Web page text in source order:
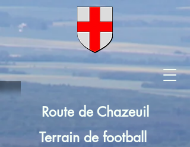
Route de Chazeuil
Terrain de football